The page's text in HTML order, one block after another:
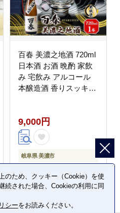
百春 美濃之地酒 720ml
日本酒 お酒 晩酌 家飲
み 宅飲み アルコール
本醸造酒 香りスッキリ
岐阜県 美濃市
9,000円
岐阜県 美濃市
のため、クッキー（Cookie）を使
続された場合、Cookieの利用に同
シーをお読みください。